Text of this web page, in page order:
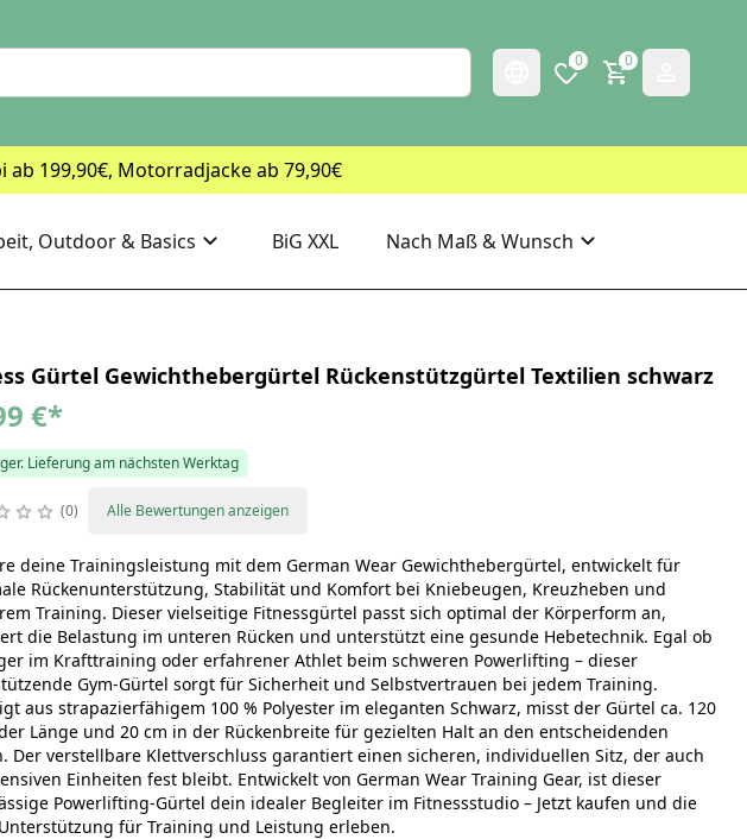
0 0
199,90€, Motorradjacke ab 79,90€
Outdoor & Basics BiG XXL Nach Maß & Wunsch
Gürtel Gewichthebergürtel Rückenstützgürtel Textilien schwarz
€*
Lieferung am nächsten Werktag
0 Alle Bewertungen anzeigen
deine Trainingsleistung mit dem German Wear Gewichthebergürtel, entwickelt für
Rückenunterstützung, Stabilität und Komfort bei Kniebeugen, Kreuzheben und
Training. Dieser vielseitige Fitnessgürtel passt sich optimal der Körperform an,
die Belastung im unteren Rücken und unterstützt eine gesunde Hebetechnik. Egal ob
im Krafttraining oder erfahrener Athlet beim schweren Powerlifting – dieser
Gym-Gürtel sorgt für Sicherheit und Selbstvertrauen bei jedem Training.
aus strapazierfähigem 100 % Polyester im eleganten Schwarz, misst der Gürtel ca. 120
Länge und 20 cm in der Rückenbreite für gezielten Halt an den entscheidenden
Der verstellbare Klettverschluss garantiert einen sicheren, individuellen Sitz, der auch
Einheiten fest bleibt. Entwickelt von German Wear Training Gear, ist dieser
Powerlifting-Gürtel dein idealer Begleiter im Fitnessstudio – Jetzt kaufen und die
für Training und Leistung erleben.